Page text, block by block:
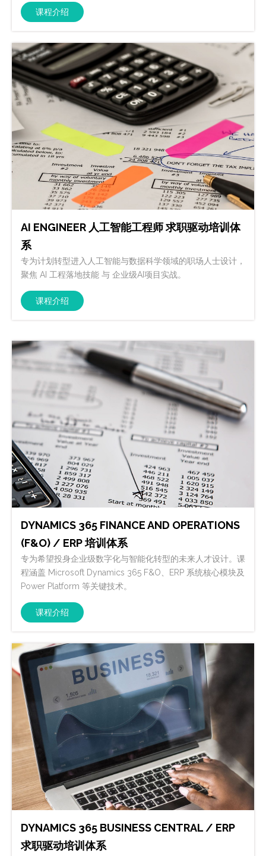
课程介绍
AI ENGINEER 人工智能工程师 求职驱动培训体
系
专为计划转型进入人工智能与数据科学领域的职场人士设计，
聚焦 AI 工程落地技能 与 企业级AI项目实战。
课程介绍
DYNAMICS 365 FINANCE AND OPERATIONS
(F&O) / ERP 培训体系
专为希望投身企业级数字化与智能化转型的未来人才设计。课
程涵盖 Microsoft Dynamics 365 F&O、ERP 系统核心模块及
Power Platform 等关键技术。
课程介绍
DYNAMICS 365 BUSINESS CENTRAL / ERP
求职驱动培训体系